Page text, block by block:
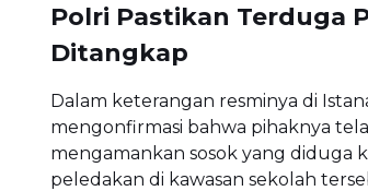
Polri Pastikan Terduga
Ditangkap
Dalam keterangan resminya di
mengonfirmasi bahwa pihaknya
mengamankan sosok yang diduga
peledakan di kawasan sekolah